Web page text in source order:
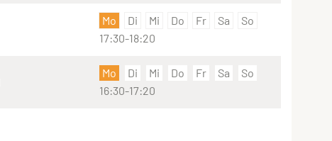
Mo Di Mi Do Fr Sa
So
17:30-18:20
Mo Di Mi Do Fr Sa
So
16:30-17:20